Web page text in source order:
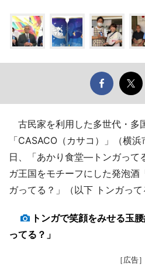
古民家を利用した多世代・多
「CASACO（カサコ）」（横
日、「あかり食堂―トンガって
ガ王国をモチーフにした発泡酒
ガってる？」（以下 トンガって
トンガで笑顔をみせる玉
ってる？」
［広告］